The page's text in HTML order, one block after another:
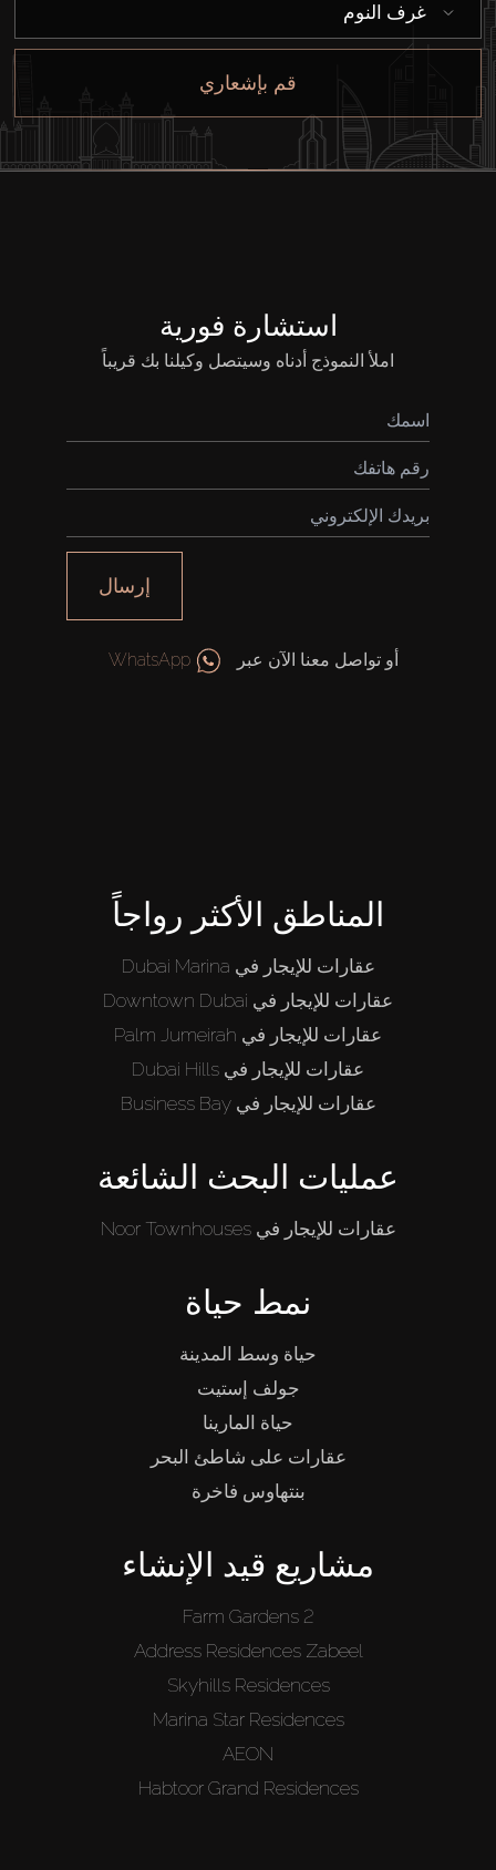
بيع
الوكلاء
غرف النوم
قم بإشعاري
استشارة فورية
املأ النموذج أدناه وسيتصل وكيلنا بك قريباً
إرسال
أو تواصل معنا الآن عبر WhatsApp
المناطق الأكثر رواجاً
عقارات للإيجار في Dubai Marina
عقارات للإيجار في Downtown Dubai
عقارات للإيجار في Palm Jumeirah
عقارات للإيجار في Dubai Hills
عقارات للإيجار في Business Bay
عمليات البحث الشائعة
عقارات للإيجار في Noor Townhouses
نمط حياة
حياة وسط المدينة
جولف إستيت
حياة المارينا
عقارات على شاطئ البحر
بنتهاوس فاخرة
مشاريع قيد الإنشاء
Farm Gardens 2
Address Residences Zabeel
Skyhills Residences
Marina Star Residences
AEON
Habtoor Grand Residences